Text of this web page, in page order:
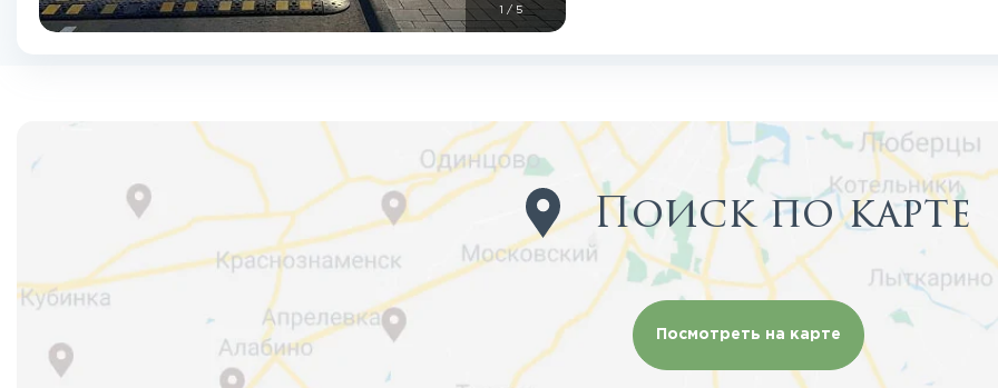
/ 5
Поиск по карте
Посмотреть на карте